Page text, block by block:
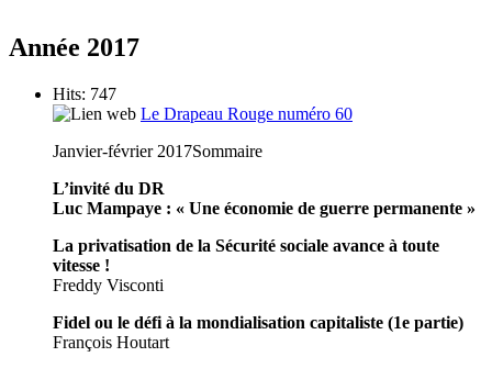
Année 2017
Hits: 747
Le Drapeau Rouge numéro 60
Janvier-février 2017Sommaire
L’invité du DR
Luc Mampaye : « Une économie de guerre permanente »
La privatisation de la Sécurité sociale avance à toute
vitesse !
Freddy Visconti
Fidel ou le défi à la mondialisation capitaliste (1e partie)
François Houtart